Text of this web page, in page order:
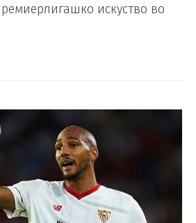
искуство во